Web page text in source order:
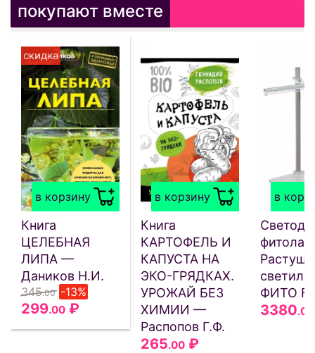
покупают вместе
в корзину
скидка
Книга
ЦЕЛЕБНАЯ
ЛИПА —
Даников Н.И.
345.00 -13%
299.00 ₽
в корзину
Книга
КАРТОФЕЛЬ И
КАПУСТА НА
ЭКО-ГРЯДКАХ.
УРОЖАЙ БЕЗ
ХИМИИ —
Распопов Г.Ф.
265.00 ₽
в
ФИТО F1
3380.00